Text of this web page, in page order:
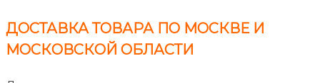
ДОСТАВКА ТОВАРА ПО МОСКВЕ И
МОСКОВСКОЙ ОБЛАСТИ